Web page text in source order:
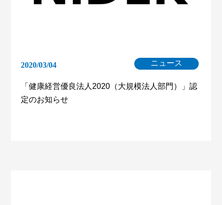
2020/03/04 ニュース
「健康経営優良法人2020（大規模法人部門）」認
定のお知らせ